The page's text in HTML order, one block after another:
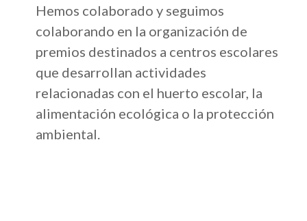
Hemos colaborado y seguimos
colaborando en la organización de
premios destinados a centros escolares
que desarrollan actividades
relacionadas con el huerto escolar, la
alimentación ecológica o la protección
ambiental.